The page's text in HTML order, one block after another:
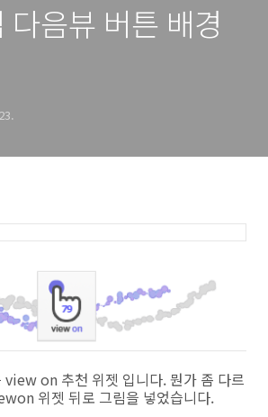
다음뷰 버튼 배경
view on 추천 위젯 입니다. 뭔가 좀 다르
위젯 뒤로 그림을 넣었습니다.